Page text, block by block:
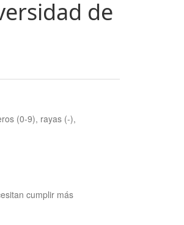
de
(0-9), rayas (-),
cumplir más